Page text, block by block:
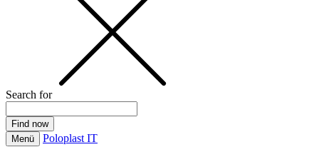
Search for
Menü Poloplast IT